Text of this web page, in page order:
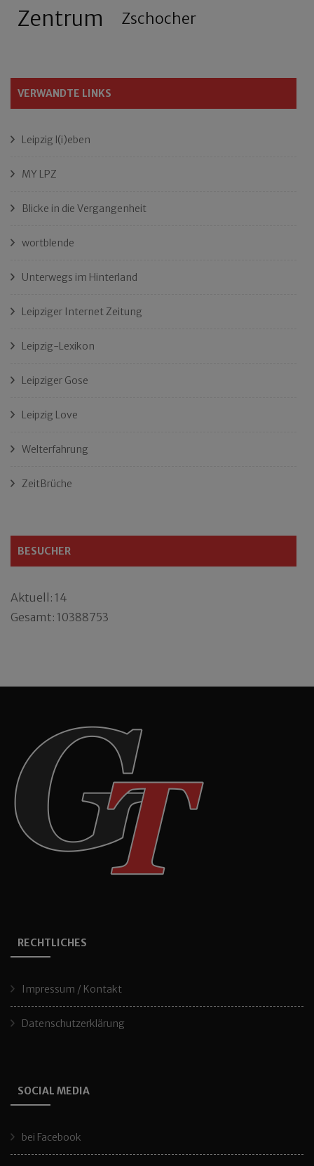
Zentrum Zschocher
VERWANDTE LINKS
Leipzig l(i)eben
MY LPZ
Blicke in die Vergangenheit
wortblende
Unterwegs im Hinterland
Leipziger Internet Zeitung
Leipzig-Lexikon
Leipziger Gose
Leipzig Love
Welterfahrung
ZeitBrüche
BESUCHER
Aktuell: 14
Gesamt: 10388753
RECHTLICHES
Impressum / Kontakt
Datenschutzerklärung
SOCIAL MEDIA
bei Facebook